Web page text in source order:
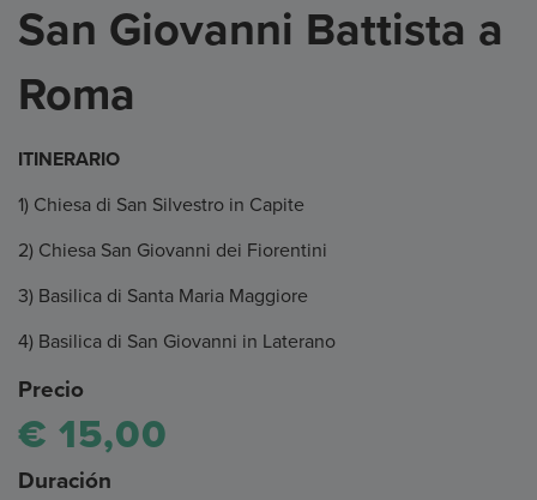
San Giovanni Battista a
Roma
ITINERARIO
1) Chiesa di San Silvestro in Capite
2) Chiesa San Giovanni dei Fiorentini
3) Basilica di Santa Maria Maggiore
4) Basilica di San Giovanni in Laterano
Precio
€ 15,00
Duración